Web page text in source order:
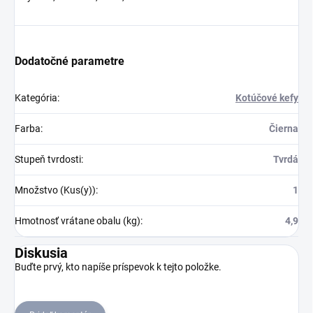
Dodatočné parametre
Kategória: Kotúčové kefy
Farba: Čierna
Stupeň tvrdosti: Tvrdá
Množstvo (Kus(y)): 1
Hmotnosť vrátane obalu (kg): 4,9
Diskusia
Buďte prvý, kto napíše príspevok k tejto položke.